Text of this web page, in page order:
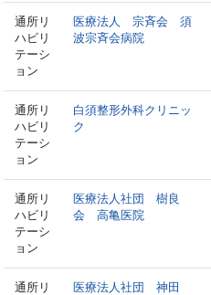
通所リ
ハビリ
テーシ
ョン
医療法人 宗斉会 須
波宗斉会病院
通所リ
ハビリ
テーシ
ョン
白須整形外科クリニッ
ク
通所リ
ハビリ
テーシ
ョン
医療法人社団 樹良
会 高亀医院
通所リ
医療法人社団 神田